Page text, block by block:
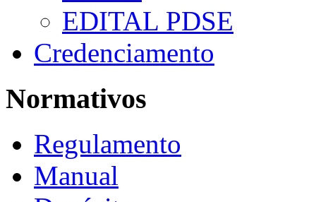
EDITAL PDSE
Credenciamento
Normativos
Regulamento
Manual